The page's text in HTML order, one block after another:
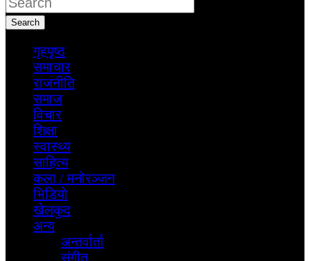
Search
गृहपृष्ठ
समाचार
राजनीति
समाज
विचार
शिक्षा
स्वास्थ्य
साहित्य
कला / मनोरञ्जन
भिडियाे
खेलकुद
अन्य
अन्तर्वार्ता
स‌ंगीत